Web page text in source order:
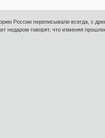
России переписывали всегда, с
недаром говорят, что изменяя